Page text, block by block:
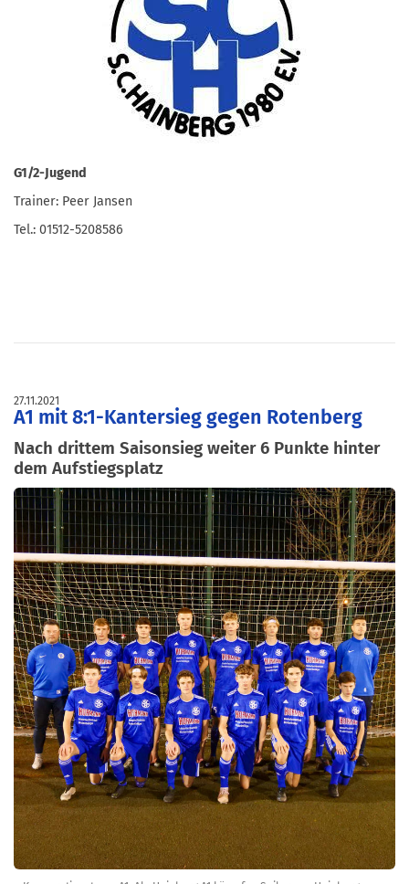
G1/2-Jugend
Trainer: Peer Jansen
Tel.: 01512-5208586
27.11.2021
A1 mit 8:1-Kantersieg gegen Rotenberg
Nach drittem Saisonsieg weiter 6 Punkte hinter
dem Aufstiegsplatz